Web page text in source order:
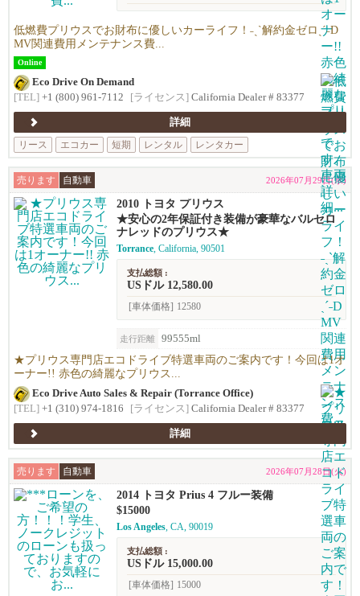
低燃費プリウスでお財布に優しいカーライフ！˗ˏˋ解約金ゼロˎˊ˗D
MV関連費用メンテナンス費...
Online
Eco Drive On Demand
[TEL] +1 (800) 961-7112 [ライセンス] California Dealer # 83377
詳細
リース
エコカー 短期 レンタル レンタカー
売ります 自動車 2026年07月29日(水)
2010 トヨタ プリウス
★安心の2年保証付き装備が豪華なバルセロ
ナレッドのプリウス★
Torrance, California, 90501
支払総額 :
USドル 12,580.00
[車体価格] 12580
走行距離 99555ml
★プリウス専門店エコドライブ特選車両のご案内です！今回は1オ
ーナー!! 赤色の綺麗なプリウス...
Eco Drive Auto Sales & Repair (Torrance Office)
[TEL] +1 (310) 974-1816 [ライセンス] California Dealer # 83377
詳細
売ります 自動車 2026年07月28日(火)
2014 トヨタ Prius 4 フルー装備
$15000
Los Angeles, CA, 90019
支払総額 :
USドル 15,000.00
[車体価格] 15000